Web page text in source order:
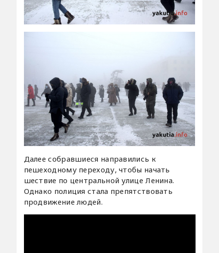
Далее собравшиеся направились к
пешеходному переходу, чтобы начать
шествие по центральной улице Ленина.
Однако полиция стала препятствовать
продвижение людей.